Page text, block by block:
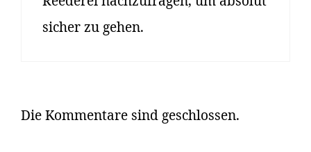
sicher zu gehen.
Die Kommentare sind geschlossen.